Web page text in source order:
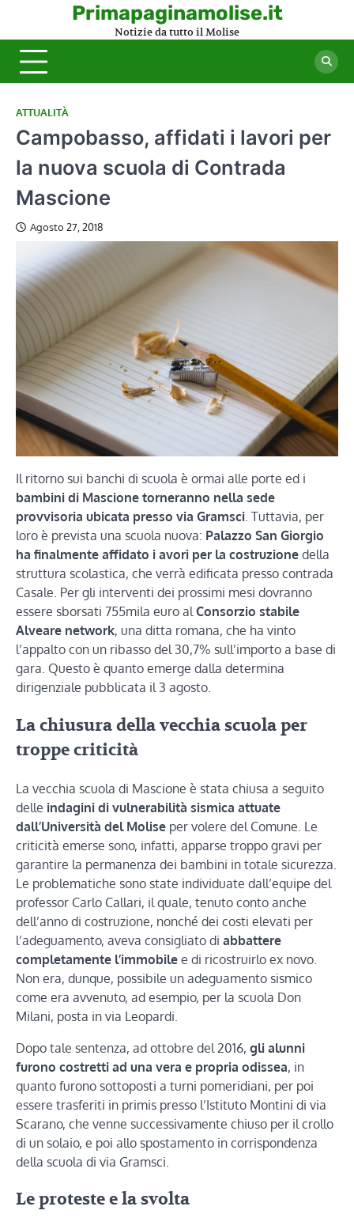
content
Primapaginamolise.it
Notizie da tutto il Molise
ATTUALITÀ
Campobasso, affidati i lavori per
la nuova scuola di Contrada
Mascione
Agosto 27, 2018
Il ritorno sui banchi di scuola è ormai alle porte ed i
bambini di Mascione torneranno nella sede
provvisoria ubicata presso via Gramsci . Tuttavia, per
loro è prevista una scuola nuova: Palazzo San Giorgio
ha finalmente affidato i avori per la costruzione della
struttura scolastica, che verrà edificata presso contrada
Casale. Per gli interventi dei prossimi mesi dovranno
essere sborsati 755mila euro al Consorzio stabile
Alveare network, una ditta romana, che ha vinto
l’appalto con un ribasso del 30,7% sull’importo a base di
gara. Questo è quanto emerge dalla determina
dirigenziale pubblicata il 3 agosto.
La chiusura della vecchia scuola per
troppe criticità
La vecchia scuola di Mascione è stata chiusa a seguito
delle indagini di vulnerabilità sismica attuate
dall’Università del Molise per volere del Comune. Le
criticità emerse sono, infatti, apparse troppo gravi per
garantire la permanenza dei bambini in totale sicurezza.
Le problematiche sono state individuate dall’equipe del
professor Carlo Callari, il quale, tenuto conto anche
dell’anno di costruzione, nonché dei costi elevati per
l’adeguamento, aveva consigliato di abbattere
completamente l’immobile e di ricostruirlo ex novo.
Non era, dunque, possibile un adeguamento sismico
come era avvenuto, ad esempio, per la scuola Don
Milani, posta in via Leopardi.
Dopo tale sentenza, ad ottobre del 2016, gli alunni
furono costretti ad una vera e propria odissea, in
quanto furono sottoposti a turni pomeridiani, per poi
essere trasferiti in primis presso l’Istituto Montini di via
Scarano, che venne successivamente chiuso per il crollo
di un solaio, e poi allo spostamento in corrispondenza
della scuola di via Gramsci.
Le proteste e la svolta